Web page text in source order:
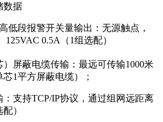
数据
低段报警开关量输出：无源触点，
125VAC 0.5A（1组选配）
屏蔽电缆传输：最远可传输1000米
芯1平方屏蔽电缆）；
支持TCP/IP协议，通过组网远距离
）